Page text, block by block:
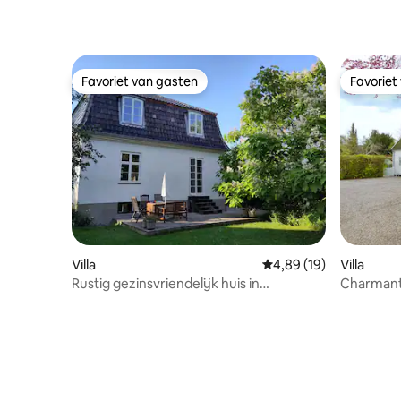
Favoriet van gasten
Favoriet van gasten
Villa Gemiddelde
4,89 (19)
Rustig gezinsvriendelijk huis in
Villa